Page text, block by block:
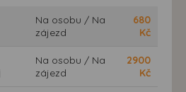
Na osobu / Na
zájezd
680
Kč
Na osobu / Na
zájezd
2900
Kč